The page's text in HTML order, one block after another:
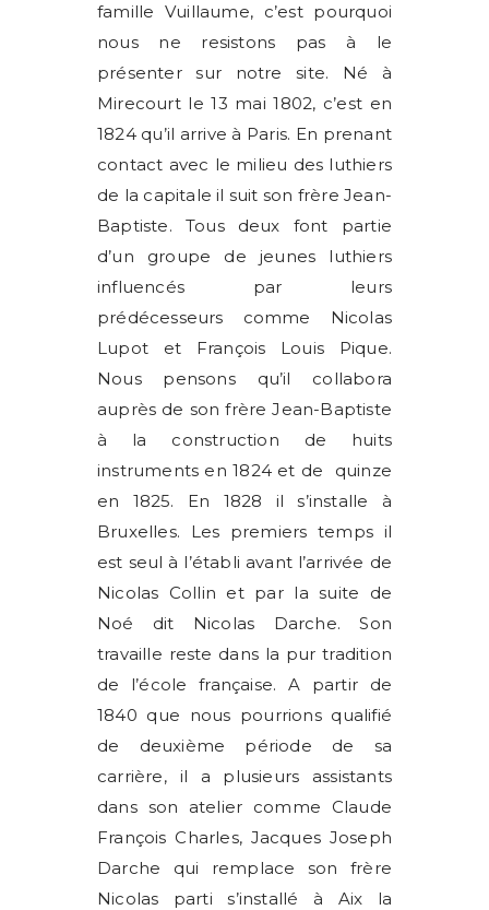
famille Vuillaume, c’est pourquoi
nous ne resistons pas à le
présenter sur notre site. Né à
Mirecourt le 13 mai 1802, c’est en
1824 qu’il arrive à Paris. En prenant
contact avec le milieu des luthiers
de la capitale il suit son frère Jean-
Baptiste. Tous deux font partie
d’un groupe de jeunes luthiers
influencés par leurs
prédécesseurs comme Nicolas
Lupot et François Louis Pique.
Nous pensons qu’il collabora
auprès de son frère Jean-Baptiste
à la construction de huits
instruments en 1824 et de quinze
en 1825. En 1828 il s’installe à
Bruxelles. Les premiers temps il
est seul à l’établi avant l’arrivée de
Nicolas Collin et par la suite de
Noé dit Nicolas Darche. Son
travaille reste dans la pur tradition
de l’école française. A partir de
1840 que nous pourrions qualifié
de deuxième période de sa
carrière, il a plusieurs assistants
dans son atelier comme Claude
François Charles, Jacques Joseph
Darche qui remplace son frère
Nicolas parti s’installé à Aix la